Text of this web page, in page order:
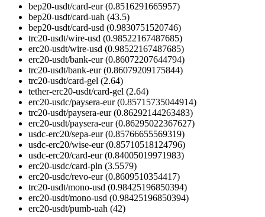
bep20-usdt/card-eur (0.8516291665957)
bep20-usdt/card-uah (43.5)
bep20-usdt/card-usd (0.9830751520746)
trc20-usdt/wire-usd (0.98522167487685)
erc20-usdt/wire-usd (0.98522167487685)
erc20-usdt/bank-eur (0.86072207644794)
trc20-usdt/bank-eur (0.86079209175844)
trc20-usdt/card-gel (2.64)
tether-erc20-usdt/card-gel (2.64)
erc20-usdc/paysera-eur (0.85715735044914)
trc20-usdt/paysera-eur (0.86292144263483)
erc20-usdt/paysera-eur (0.86295022367627)
usdc-erc20/sepa-eur (0.85766655569319)
usdc-erc20/wise-eur (0.85710518124796)
usdc-erc20/card-eur (0.84005019971983)
erc20-usdc/card-pln (3.5579)
erc20-usdc/revo-eur (0.8609510354417)
trc20-usdt/mono-usd (0.98425196850394)
erc20-usdt/mono-usd (0.98425196850394)
erc20-usdt/pumb-uah (42)